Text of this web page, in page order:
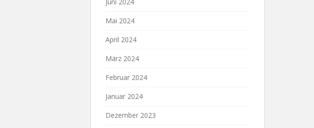
Mai 2024
April 2024
März 2024
Februar 2024
Januar 2024
Dezember 2023